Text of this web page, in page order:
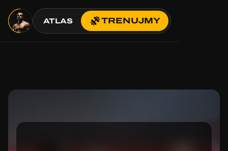
ATLAS TRENUJMY